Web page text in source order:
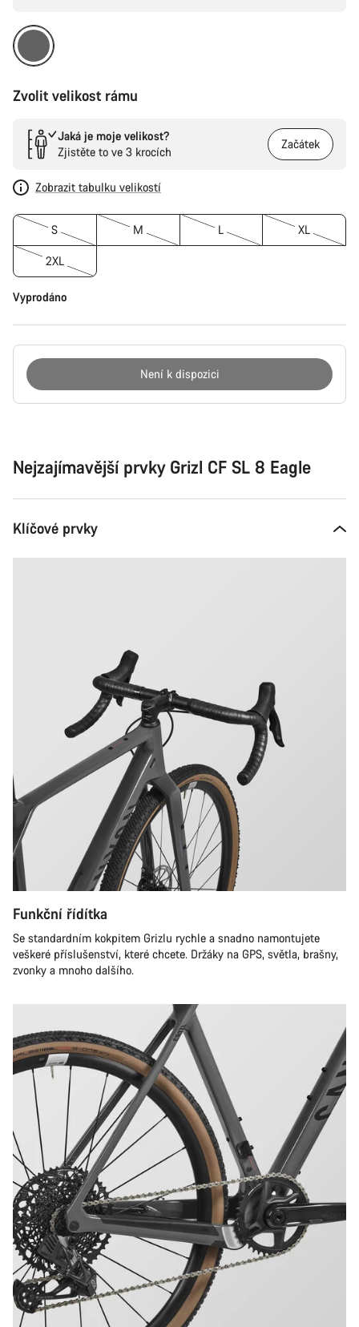
Zvolit velikost rámu
Jaká je moje velikost?
Zjistěte to ve 3 krocích
Začátek
Zobrazit tabulku velikostí
S M L XL
2XL
Vyprodáno
Není k dispozici
Nejzajímavější prvky Grizl CF SL 8 Eagle
Klíčové prvky
Funkční řídítka
Se standardním kokpitem Grizlu rychle a snadno namontujete
veškeré příslušenství, které chcete. Držáky na GPS, světla, brašny,
zvonky a mnoho dalšího.